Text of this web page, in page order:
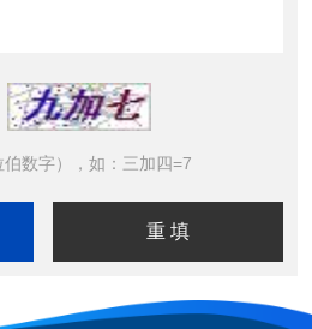
数字），如：三加四=7